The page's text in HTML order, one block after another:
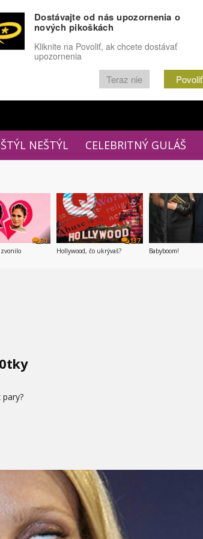
Funny Docu
FÓRUM
ŠTÝL NEŠTÝL CELEBRITNÝ GULÁŠ
31
137
Hollywood, čo ukrývaš?
Babyboom!
Dostávajte od nás upozornenia o
nových pikoškách
Kliknite na Povoliť, ak chcete dostávať
upozornenia
Teraz nie Povoliť